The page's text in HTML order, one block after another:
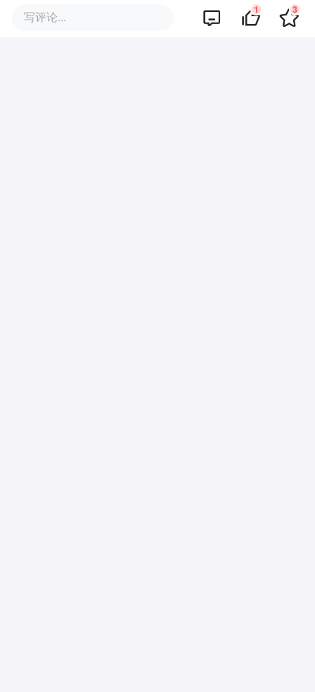
OpenAI用1年时间证明，你并不
写评论... 1 3